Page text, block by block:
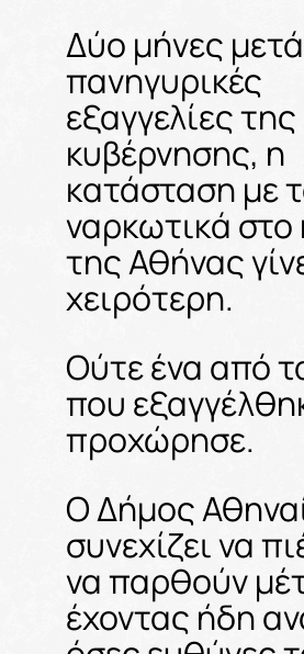
Δύο μήνες
πανηγυρικές
εξαγγελίες της
κυβέρνησης, η
κατάσταση με
ναρκωτικά στο
της Αθήνας
χειρότερη.
Ούτε ένα από
που
προχώρησε.
Ο Δήμος
συνεχίζει να
να παρθούν
έχοντας ήδη